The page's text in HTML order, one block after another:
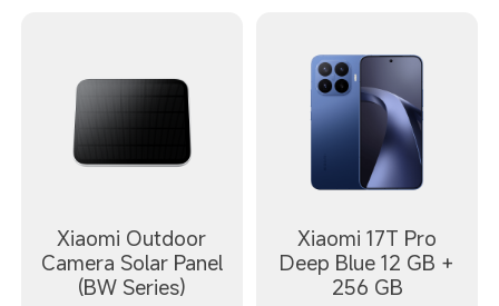
Xiaomi Outdoor
Camera Solar Panel
(BW Series)
Xiaomi 17T Pro
Deep Blue 12 GB +
256 GB